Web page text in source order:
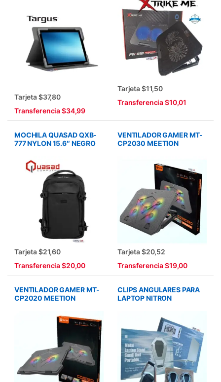
Tarjeta $37,80
Transferencia $34,99
Tarjeta $11,50
Transferencia $10,01
MOCHILA QUASAD QXB-
777 NYLON 15.6″ NEGRO
Tarjeta $21,60
Transferencia $20,00
VENTILADOR GAMER MT-
CP2030 MEETION
Tarjeta $20,52
Transferencia $19,00
VENTILADOR GAMER MT-
CP2020 MEETION
CLIPS ANGULARES PARA
LAPTOP NITRON